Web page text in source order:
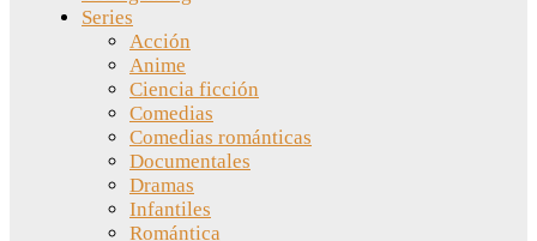
Series
Acción
Anime
Ciencia ficción
Comedias
Comedias románticas
Documentales
Dramas
Infantiles
Romántica